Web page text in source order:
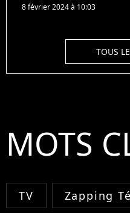
8 février 2024 à 10:03
TOUS
MOTS
TV Zapping